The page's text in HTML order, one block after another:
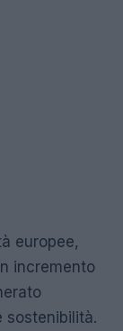
europee,
incremento
sostenibilità.